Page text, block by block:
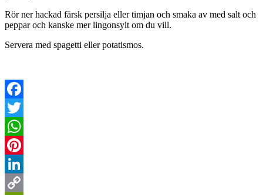
Rör ner hackad färsk persilja eller timjan och smaka av med salt och
peppar och kanske mer lingonsylt om du vill.
Servera med spagetti eller potatismos.
Facebook
Twitter
WhatsApp
Pinterest
LinkedIn